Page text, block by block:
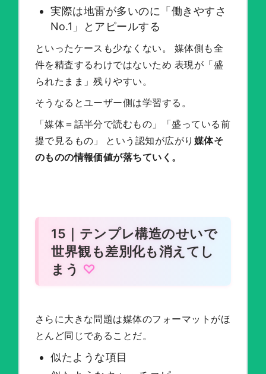
実際は地雷が多いのに「働きやすさ
No.1」とアピールする
といったケースも少なくない。 媒体側も全
件を精査するわけではないため 表現が「盛
られたまま」残りやすい。
そうなるとユーザー側は学習する。
「媒体＝話半分で読むもの」「盛っている前
提で見るもの」 という認知が広がり 媒体そ
のものの情報価値が落ちていく。
15｜テンプレ構造のせいで
世界観も差別化も消えてし
まう
さらに大きな問題は媒体のフォーマットがほ
とんど同じであることだ。
似たような項目